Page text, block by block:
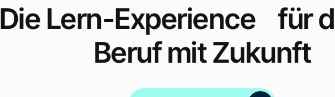
Die Lern-Experience für
Beruf mit Zukunft